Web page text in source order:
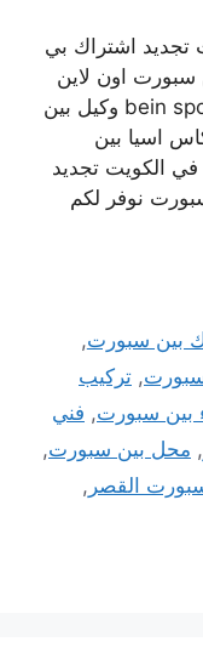
تجديد اشتراك بي
اون لاين
وكيل بي ان سبورت في الكويت bein sports وكيل بين
اسيا بين
الكويت تجديد
نوفر لكم
بين سبورت,
سبورت, تركيب
بين سبورت, فني
, محل بين سبورت,
القصر ,